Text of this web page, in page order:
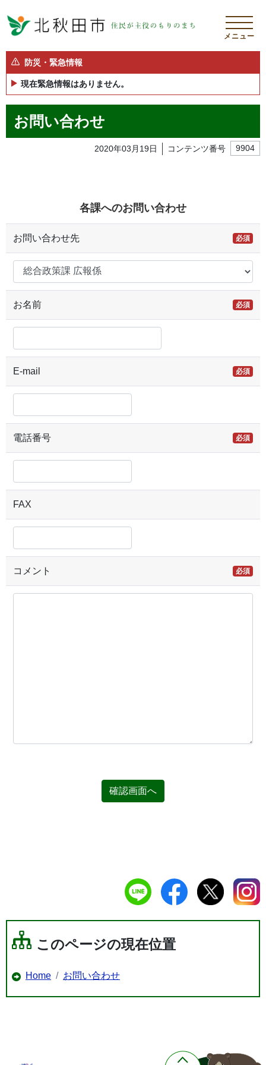
メニュー
防災・緊急情報
現在緊急情報はありません。
お問い合わせ
2020年03月19日 コンテンツ番号 9904
各課へのお問い合わせ
お問い合わせ先 必須
お名前 必須
E-mail 必須
電話番号 必須
FAX
コメント 必須
確認画面へ
このページの現在位置
Home お問い合わせ